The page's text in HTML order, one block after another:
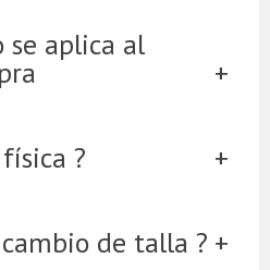
se aplica al
?
de talla ?